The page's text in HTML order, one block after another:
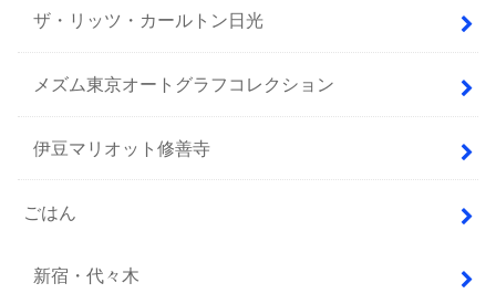
ザ・リッツ・カールトン日光
メズム東京オートグラフコレクション
伊豆マリオット修善寺
ごはん
新宿・代々木